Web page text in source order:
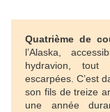
Quatrième de
l’Alaska,
hydravion,
escarpées. C’est
son fils de treize
une année